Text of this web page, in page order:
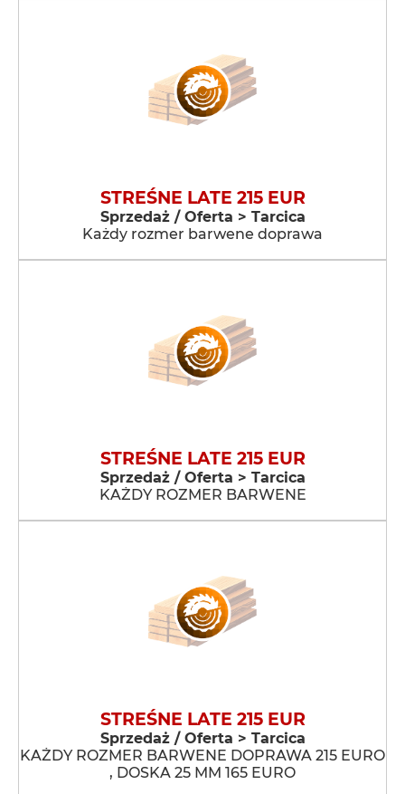
STREŚNE LATE 215 EUR
Sprzedaż / Oferta > Tarcica
Każdy rozmer barwene doprawa
STREŚNE LATE 215 EUR
Sprzedaż / Oferta > Tarcica
KAŻDY ROZMER BARWENE
STREŚNE LATE 215 EUR
Sprzedaż / Oferta > Tarcica
KAŻDY ROZMER BARWENE DOPRAWA 215 EURO
, DOSKA 25 MM 165 EURO